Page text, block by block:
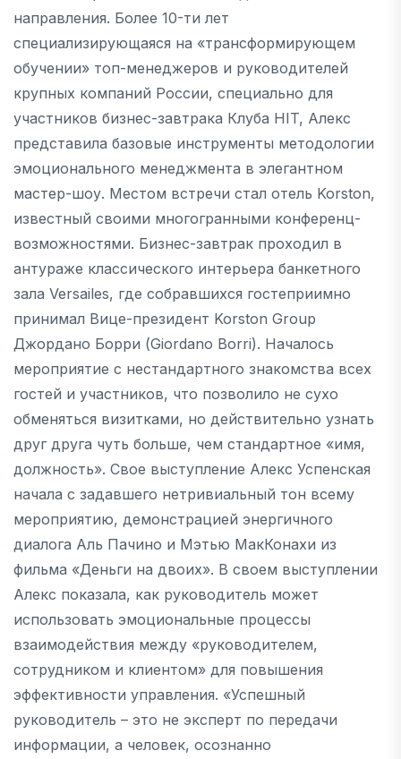
направления. Более 10-ти лет
специализирующаяся на «трансформирующем
обучении» топ-менеджеров и руководителей
крупных компаний России, специально для
участников бизнес-завтрака Клуба HIT, Алекс
представила базовые инструменты методологии
эмоционального менеджмента в элегантном
мастер-шоу. Местом встречи стал отель Korston,
известный своими многогранными конференц-
возможностями. Бизнес-завтрак проходил в
антураже классического интерьера банкетного
зала Versailes, где собравшихся гостеприимно
принимал Вице-президент Korston Group
Джордано Борри (Giordano Borri). Началось
мероприятие с нестандартного знакомства всех
гостей и участников, что позволило не сухо
обменяться визитками, но действительно узнать
друг друга чуть больше, чем стандартное «имя,
должность». Свое выступление Алекс Успенская
начала с задавшего нетривиальный тон всему
мероприятию, демонстрацией энергичного
диалога Аль Пачино и Мэтью МакКонахи из
фильма «Деньги на двоих». В своем выступлении
Алекс показала, как руководитель может
использовать эмоциональные процессы
взаимодействия между «руководителем,
сотрудником и клиентом» для повышения
эффективности управления. «Успешный
руководитель – это не эксперт по передачи
информации, а человек, осознанно